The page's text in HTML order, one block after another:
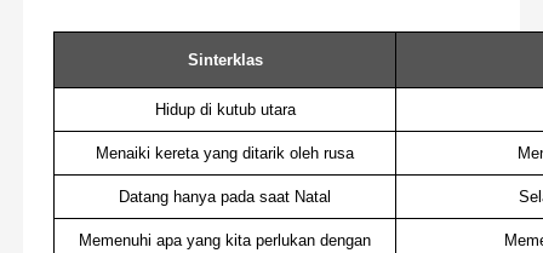
Sinterklas
Hidup di kutub utara
Menaiki kereta yang ditarik oleh rusa
Datang hanya pada saat Natal
Memenuhi apa yang kita perlukan dengan